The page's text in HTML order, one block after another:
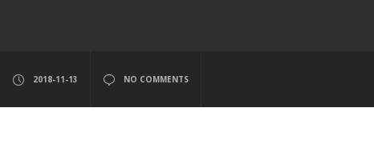
2018-11-13 NO COMMENTS